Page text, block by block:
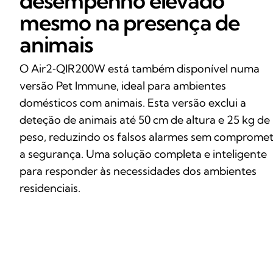
mesmo na presença de
animais
O Air2‑QIR200W está também disponível numa
versão Pet Immune, ideal para ambientes
domésticos com animais. Esta versão exclui a
deteção de animais até 50 cm de altura e 25 kg de
peso, reduzindo os falsos alarmes sem
a segurança. Uma solução completa e inteligente
para responder às necessidades dos ambientes
residenciais.